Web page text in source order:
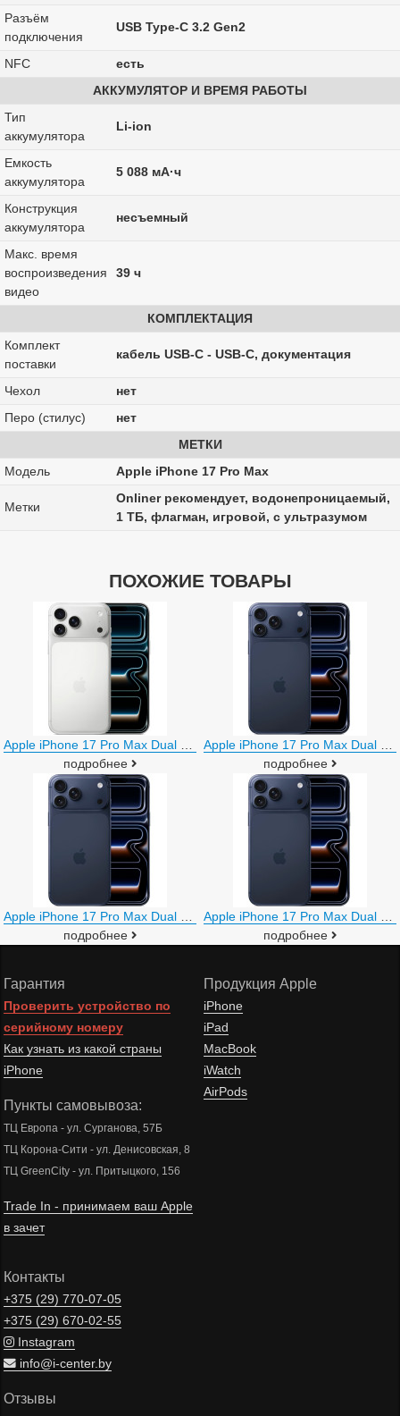
Разъём
подключения
USB Type-C 3.2 Gen2
NFC
есть
АККУМУЛЯТОР И ВРЕМЯ РАБОТЫ
Тип
аккумулятора
Li-ion
Емкость
аккумулятора
5 088 мА·ч
Конструкция
аккумулятора
несъемный
Макс. время
воспроизведения
видео
39 ч
КОМПЛЕКТАЦИЯ
Комплект
поставки
кабель USB-C - USB-C, документация
Чехол
нет
Перо (стилус)
нет
МЕТКИ
Модель
Apple iPhone 17 Pro Max
Метки
Onliner рекомендует, водонепроницаемый,
1 ТБ, флагман, игровой, с ультразумом
ПОХОЖИЕ ТОВАРЫ
подробнее
подробнее
подробнее
подробнее
Гарантия
Проверить устройство по
серийному номеру
Как узнать из какой страны
iPhone
Пункты самовывоза:
ТЦ Европа - ул. Сурганова, 57Б
ТЦ Корона-Сити - ул. Денисовская, 8
ТЦ GreenCity - ул. Притыцкого, 156
Trade In - принимаем ваш Apple
в зачет
Продукция Apple
iPhone
iPad
MacBook
iWatch
AirPods
Контакты
+375 (29)770-07-05
+375 (29)670-02-55
Instagram
info@i-center.by
Отзывы